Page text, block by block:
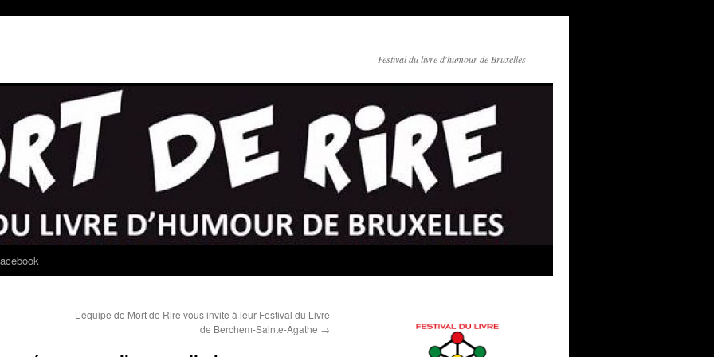
Festival du livre d'humour de Bruxelles
L’équipe de Mort de Rire vous invite à leur Festival du Livre
de Berchem-Sainte-Agathe →